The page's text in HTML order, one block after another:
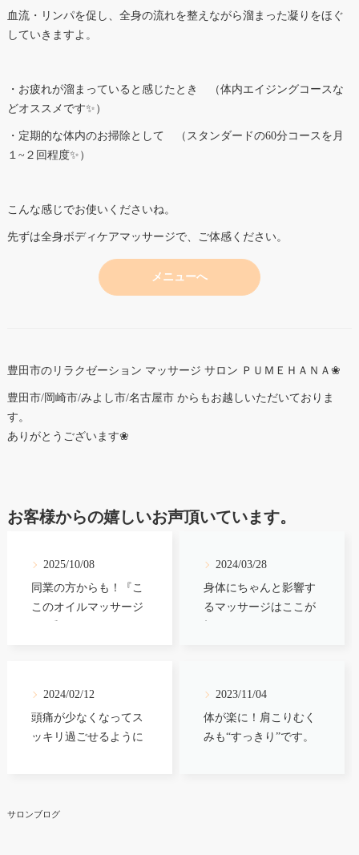
血流・リンパを促し、全身の流れを整えながら溜まった凝りをほぐ
していきますよ。
・お疲れが溜まっていると感じたとき （体内エイジングコースな
どオススメです✨）
・定期的な体内のお掃除として （スタンダードの60分コースを月
１~２回程度✨）
こんな感じでお使いくださいね。
先ずは全身ボディケアマッサージで、ご体感ください。
メニューへ
豊田市のリラクゼーション マッサージ サロン ＰＵＭＥＨＡＮＡ❀
豊田市/岡崎市/みよし市/名古屋市 からもお越しいただいておりま
す。
ありがとうございます❀
お客様からの嬉しいお声頂いています。
2025/10/08
同業の方からも！『こ
このオイルマッサージ
2024/03/28
身体にちゃんと影響す
るマッサージはここが
2024/02/12
頭痛が少なくなってス
ッキリ過ごせるように
2023/11/04
体が楽に！肩こりむく
みも“すっきり”です。
サロンブログ